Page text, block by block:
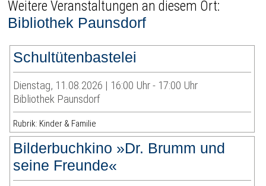
Weitere Veranstaltungen an diesem Ort:
Bibliothek Paunsdorf
Schultütenbastelei
Dienstag, 11.08.2026 | 16:00 Uhr - 17:00 Uhr
Bibliothek Paunsdorf
Rubrik: Kinder & Familie
Bilderbuchkino »Dr. Brumm und
seine Freunde«